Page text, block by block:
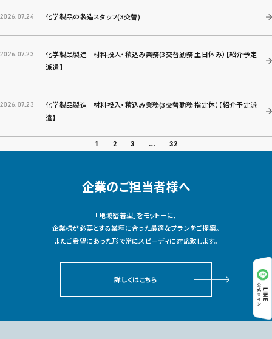
2026.07.24 化学製品の製造スタッフ(3交替)
2026.07.23
化学製品製造 材料投入・積込み業務(3交替勤務 土日休み）【紹介予定
派遣】
2026.07.23
化学製品製造 材料投入・積込み業務(3交替勤務 指定休）【紹介予定派
遣】
1 2 3 … 32
企業のご担当者様へ
「地域密着型」をモットーに、
企業様が必要とする業種に合った最適なプランをご提案。
またご希望にあった形で常にスピーディに対応致します。
詳しくはこちら